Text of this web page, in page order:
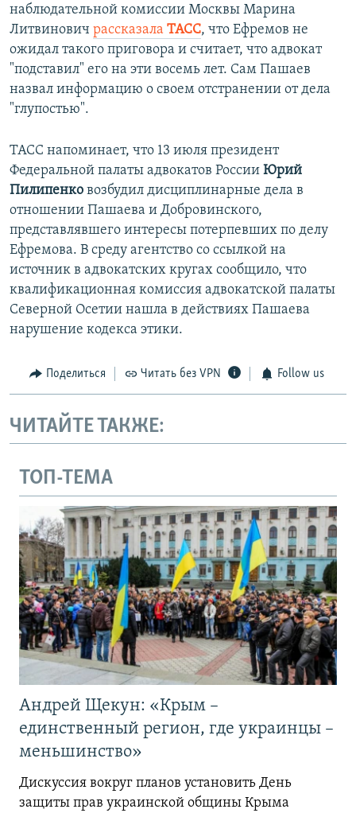
наблюдательной комиссии Москвы Марина
Литвинович рассказала ТАСС, что Ефремов не
ожидал такого приговора и считает, что адвокат
"подставил" его на эти восемь лет. Сам Пашаев
назвал информацию о своем отстранении от дела
"глупостью".
ТАСС напоминает, что 13 июля президент
Федеральной палаты адвокатов России Юрий
Пилипенко возбудил дисциплинарные дела в
отношении Пашаева и Добровинского,
представлявшего интересы потерпевших по делу
Ефремова. В среду агентство со ссылкой на
источник в адвокатских кругах сообщило, что
квалификационная комиссия адвокатской палаты
Северной Осетии нашла в действиях Пашаева
нарушение кодекса этики.
Поделиться Читать без VPN Follow us
ЧИТАЙТЕ ТАКЖЕ:
ТОП-ТЕМА
Андрей Щекун: «Крым –
единственный регион, где украинцы –
меньшинство»
Дискуссия вокруг планов установить День
защиты прав украинской общины Крыма